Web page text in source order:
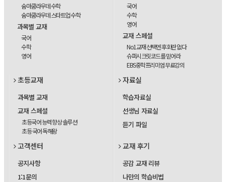
숨마쿰라우데 수학
숨마쿰라우데 스타트업 수학
과목별 교재
국어
수학
영어
국어
수학
영어
교재 스페셜
No1교재 선택엔 후회란 없다
슈퍼시크릿코드를 믿어라
EBS중학프리미엄 무료강의
초등교재
과목별 교재
교재 스페셜
초등국어 능력 향상 솔루션
초등 국어 독해왕
자료실
학습자료실
선생님 자료실
듣기 파일
고객센터
공지사항
1:1문의
교재 후기
공감 교재 리뷰
나만의 학습비법